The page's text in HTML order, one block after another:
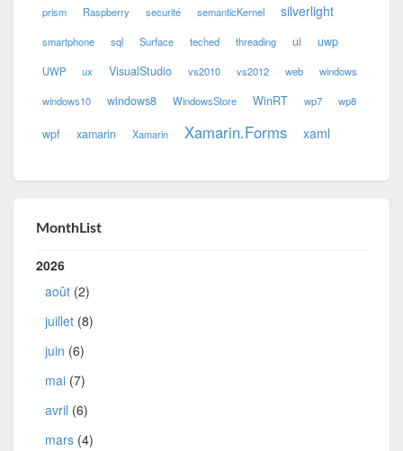
prism Raspberry securité semanticKernel silverlight
smartphone sql Surface teched threading ui uwp
UWP ux VisualStudio vs2010 vs2012 web windows
windows10 windows8 WindowsStore WinRT wp7 wp8
wpf xamarin Xamarin Xamarin.Forms xaml
MonthList
2026
août (2)
juillet (8)
juin (6)
mai (7)
avril (6)
mars (4)